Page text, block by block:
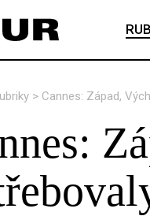
> Cannes: Západ,